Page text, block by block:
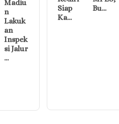
Madiu
n
Lakuk
an
Inspek
si Jalur
…
Siap
Ka…
Bu…